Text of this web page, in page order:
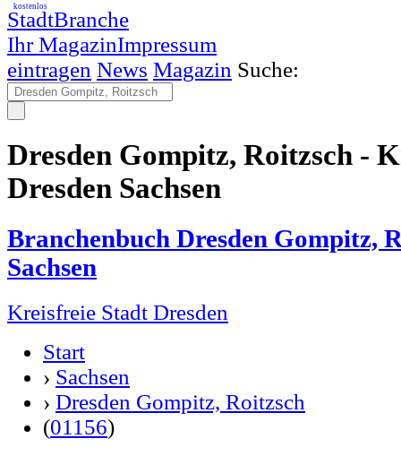
StadtBranche
Ihr MagazinImpressum
kostenlos
eintragen News Magazin Suche:
Dresden Gompitz, Roitzsch -
Dresden Sachsen
Branchenbuch Dresden Gompitz,
Sachsen
Kreisfreie Stadt Dresden
Start
› Sachsen
› Dresden Gompitz, Roitzsch
(01156)